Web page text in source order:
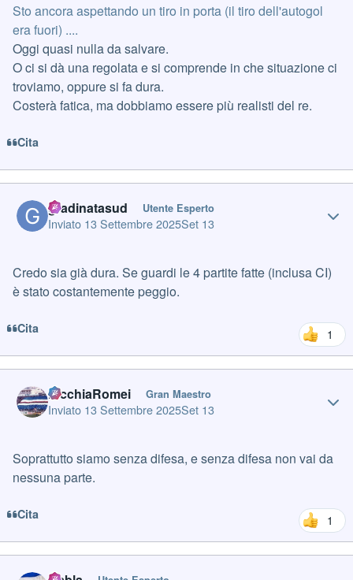
Sto ancora aspettando un tiro in porta (il tiro dell'autogol
era fuori) ....
Oggi quasi nulla da salvare.
O ci si dà una regolata e si comprende in che situazione ci
troviamo, oppure si fa dura.
Costerà fatica, ma dobbiamo essere più realisti del re.
Cita
gradinatasud Utente Esperto
Inviato 13 Settembre 2025Set 13
Credo sia già dura. Se guardi le 4 partite fatte (inclusa CI)
è stato costantemente peggio.
Cita 1
PicchiaRomei Gran Maestro
Inviato 13 Settembre 2025Set 13
Soprattutto siamo senza difesa, e senza difesa non vai da
nessuna parte.
Cita 1